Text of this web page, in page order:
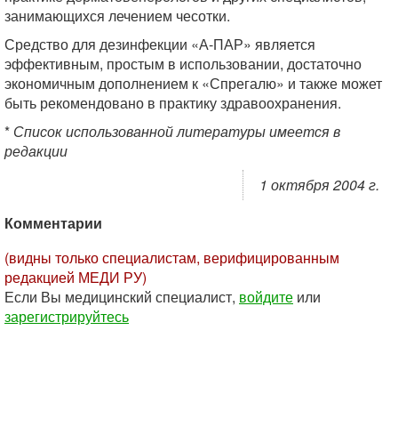
занимающихся лечением чесотки.
Средство для дезинфекции «А-ПАР» является
эффективным, простым в использовании, достаточно
экономичным дополнением к «Спрегалю» и также может
быть рекомендовано в практику здравоохранения.
* Список использованной литературы имеется в
редакции
1 октября 2004 г.
Комментарии
(видны только специалистам, верифицированным
редакцией МЕДИ РУ)
Если Вы медицинский специалист, войдите или
зарегистрируйтесь